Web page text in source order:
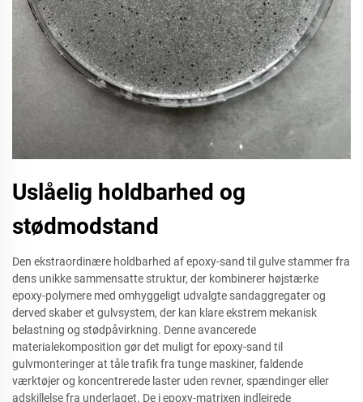
Uslåelig holdbarhed og
stødmodstand
Den ekstraordinære holdbarhed af epoxy-sand til gulve stammer fra
dens unikke sammensatte struktur, der kombinerer højstærke
epoxy-polymere med omhyggeligt udvalgte sandaggregater og
derved skaber et gulvsystem, der kan klare ekstrem mekanisk
belastning og stødpåvirkning. Denne avancerede
materialekomposition gør det muligt for epoxy-sand til
gulvmonteringer at tåle trafik fra tunge maskiner, faldende
værktøjer og koncentrerede laster uden revner, spændinger eller
adskillelse fra underlaget. De i epoxy-matrixen indlejrede